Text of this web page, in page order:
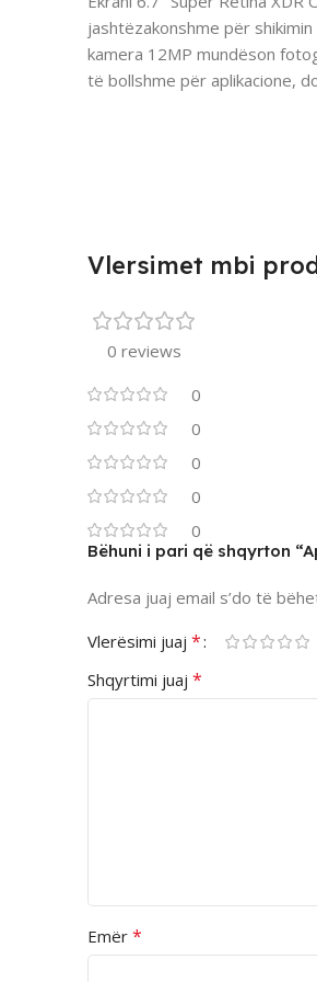
jashtëzakonshme për
kamera 12MP mundëson
të bollshme për aplikacione,
Vlersimet mbi
0 reviews
0
0
0
0
0
Bëhuni i pari që shqyrton
Adresa juaj email s’do të
Vlerësimi juaj *
Shqyrtimi juaj *
Emër *